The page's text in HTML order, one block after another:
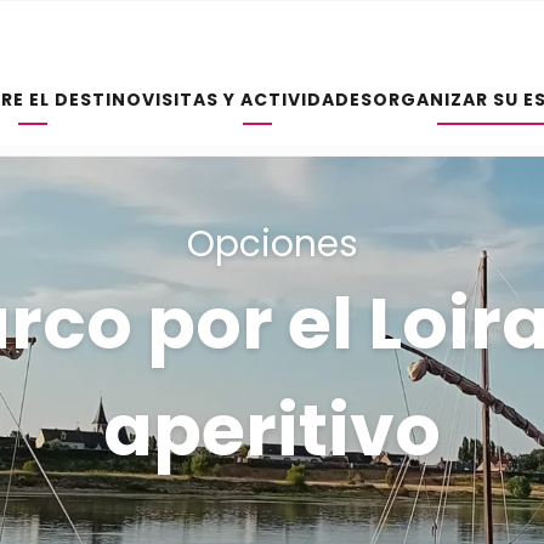
EL DESTINOVISITAS Y ACTIVIDADESORGANIZAR SU
Opciones
por el
aperitivo